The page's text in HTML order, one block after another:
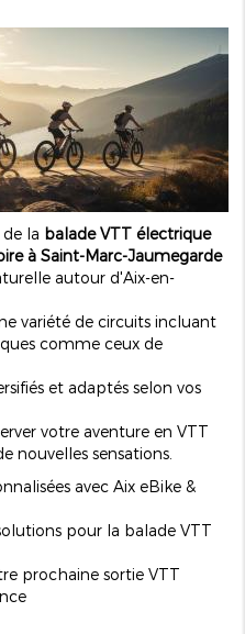
la balade VTT électrique
à Saint-Marc-Jaumegarde
autour d'Aix-en-
variété de circuits incluant
comme ceux de
et adaptés selon vos
votre aventure en VTT
nouvelles sensations.
avec Aix eBike &
pour la balade VTT
prochaine sortie VTT